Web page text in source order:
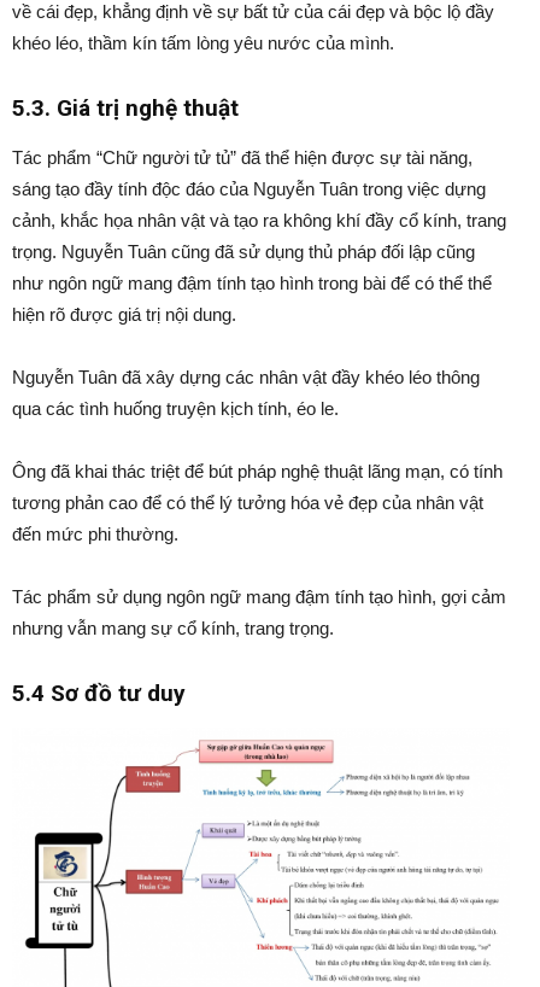
về cái đẹp, khẳng định về sự bất tử của cái đẹp và bộc lộ đầy
khéo léo, thầm kín tấm lòng yêu nước của mình.
5.3. Giá trị nghệ thuật
Tác phẩm “Chữ người tử tủ” đã thể hiện được sự tài năng,
sáng tạo đầy tính độc đáo của Nguyễn Tuân trong việc dựng
cảnh, khắc họa nhân vật và tạo ra không khí đầy cổ kính, trang
trọng. Nguyễn Tuân cũng đã sử dụng thủ pháp đối lập cũng
như ngôn ngữ mang đậm tính tạo hình trong bài để có thể thể
hiện rõ được giá trị nội dung.
Nguyễn Tuân đã xây dựng các nhân vật đầy khéo léo thông
qua các tình huống truyện kịch tính, éo le.
Ông đã khai thác triệt để bút pháp nghệ thuật lãng mạn, có tính
tương phản cao để có thể lý tưởng hóa vẻ đẹp của nhân vật
đến mức phi thường.
Tác phẩm sử dụng ngôn ngữ mang đậm tính tạo hình, gợi cảm
nhưng vẫn mang sự cổ kính, trang trọng.
5.4 Sơ đồ tư duy